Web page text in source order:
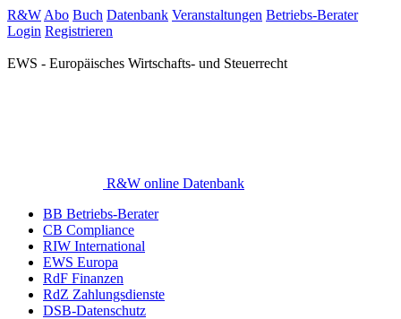
R&W Abo Buch Datenbank Veranstaltungen Betriebs-Berater
Login Registrieren
EWS - Europäisches Wirtschafts- und Steuerrecht
R&W online Datenbank
BB Betriebs-Berater
CB Compliance
RIW International
EWS Europa
RdF Finanzen
RdZ Zahlungsdienste
DSB-Datenschutz